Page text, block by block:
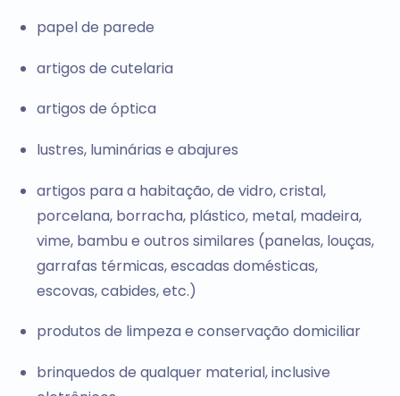
papel de parede
artigos de cutelaria
artigos de óptica
lustres, luminárias e abajures
artigos para a habitação, de vidro, cristal,
porcelana, borracha, plástico, metal, madeira,
vime, bambu e outros similares (panelas, louças,
garrafas térmicas, escadas domésticas,
escovas, cabides, etc.)
produtos de limpeza e conservação domiciliar
brinquedos de qualquer material, inclusive